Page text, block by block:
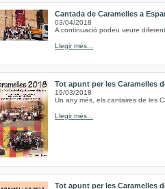
Cantada de Caramelles a
03/04/2018
A continuació podeu veure
Llegir més...
Tot apunt per les Caramelles
19/03/2018
Un any més, els cantaires de les
Llegir més...
Tot apunt per les Caramelles